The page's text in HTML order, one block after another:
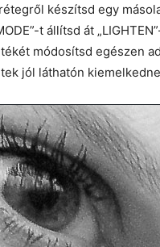
készítsd egy
t állítsd át
módosítsd egészen
jól láthatón